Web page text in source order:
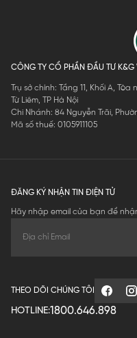
CÔNG TY CỔ PHẦN ĐẦU TƯ K&G
Trụ sở chính: Tầng 11, Khối A,
Từ Liêm, TP Hà Nội
Chi Nhánh: 84 Nguyễn Trãi,
Mã số thuế: 0105911105
ĐĂNG KÝ NHẬN TIN ĐIỆN TỬ
Hãy nhập email của bạn để
THEO DÕI CHÚNG TÔI
HOTLINE:1800.646.898